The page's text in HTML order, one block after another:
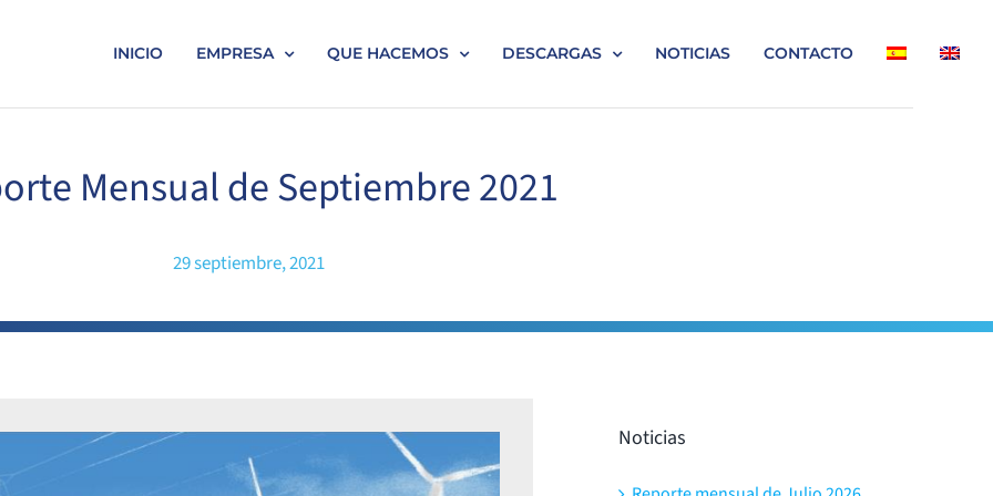
INICIO EMPRESA QUE HACEMOS DESCARGAS NOTICIAS CONTACTO
Mensual de Septiembre 2021
29 septiembre, 2021
Noticias